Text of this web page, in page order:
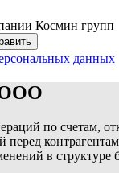
Космин групп
данных
ООО
по счетам,
перед
в структуре